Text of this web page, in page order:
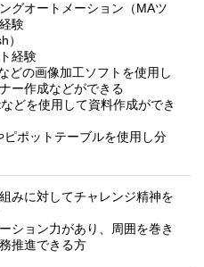
グオートメーション（MAツ
験
）
経験
どの画像加工ソフトを使用し
ー作成などができる
どを使用して資料作成ができ
ピポットテーブルを使用し分
みに対してチャレンジ精神を
ション力があり、周囲を巻き
推進できる方